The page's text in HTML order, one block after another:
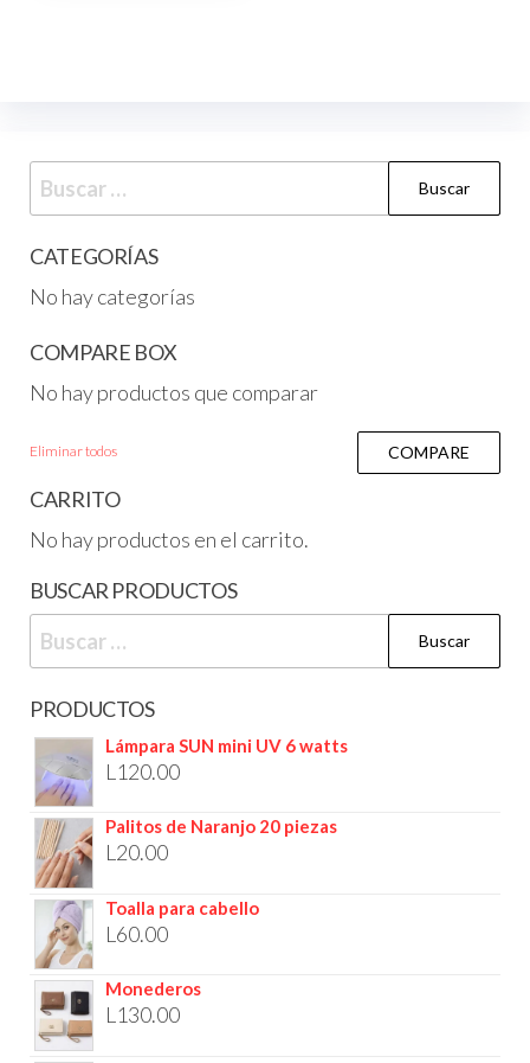
CATEGORÍAS
No hay categorías
COMPARE BOX
No hay productos que comparar
Eliminar todos COMPARE
CARRITO
No hay productos en el carrito.
BUSCAR PRODUCTOS
PRODUCTOS
Lámpara SUN mini UV 6 watts
L 120.00
Palitos de Naranjo 20 piezas
L 20.00
Toalla para cabello
L 60.00
Monederos
L 130.00